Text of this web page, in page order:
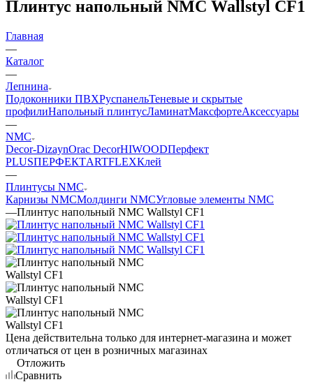
Плинтус напольный NMC Wallstyl CF1
Главная
—
Каталог
—
Лепнина
Подоконники ПВХРуспанельТеневые и скрытые
профилиНапольный плинтусЛаминатМаксфортеАксессуары
—
NMC
Decor-DizaynOrac DecorHIWOODПерфект
PLUSПЕРФЕКТARTFLEXКлей
—
Плинтусы NMC
Карнизы NMCМолдинги NMCУгловые элементы NMC
—Плинтус напольный NMC Wallstyl CF1
Цена действительна только для интернет-магазина и может
отличаться от цен в розничных магазинах
Отложить
Сравнить